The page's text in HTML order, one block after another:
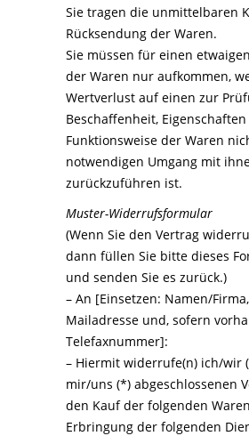
Sie tragen die unmittelbaren
Rücksendung der Waren.
Sie müssen für einen
der Waren nur aufkommen,
Wertverlust auf einen zur
Beschaffenheit,
Funktionsweise der Waren
notwendigen Umgang mit
zurückzuführen ist.
Muster-Widerrufsformular
(Wenn Sie den Vertrag
dann füllen Sie bitte dieses
und senden Sie es zurück.)
– An [Einsetzen: Namen/
Mailadresse und, sofern
Telefaxnummer]:
– Hiermit widerrufe(n) ich/wir
mir/uns (*) abgeschlossenen
den Kauf der folgenden
Erbringung der folgenden